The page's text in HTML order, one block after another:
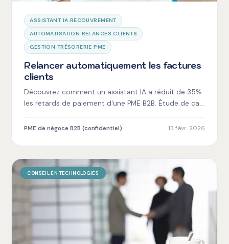
ASSISTANT IA RECOUVREMENT
AUTOMATISATION RELANCES CLIENTS
GESTION TRÉSORERIE PME
Relancer automatiquement les factures
clients
Découvrez comment un assistant IA a réduit de 35%
les retards de paiement d'une PME B2B. Étude de cas
PME de négoce B2B (confidentiel) 13 févr. 2026
CONSEIL EN TECHNOLOGIES